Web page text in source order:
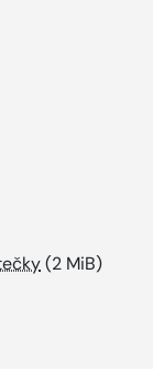
(2 MiB)